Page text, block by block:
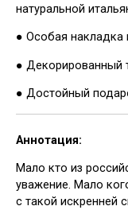
натуральной
● Особая накладка
● Декорированный
● Достойный
Аннотация:
Мало кто из
уважение. Мало
с такой искренней